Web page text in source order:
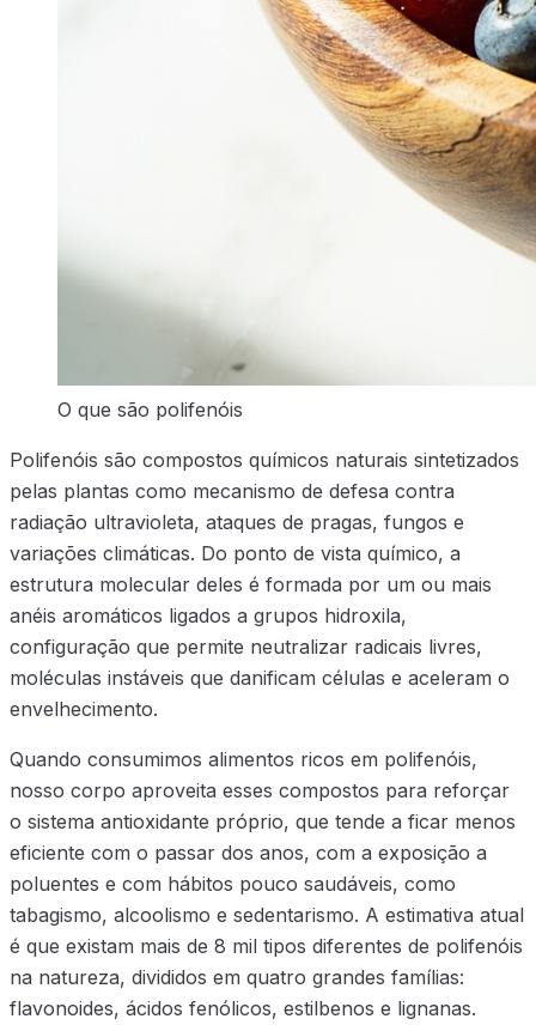
O que são polifenóis
Polifenóis são compostos químicos naturais sintetizados
pelas plantas como mecanismo de defesa contra
radiação ultravioleta, ataques de pragas, fungos e
variações climáticas. Do ponto de vista químico, a
estrutura molecular deles é formada por um ou mais
anéis aromáticos ligados a grupos hidroxila,
configuração que permite neutralizar radicais livres,
moléculas instáveis que danificam células e aceleram o
envelhecimento.
Quando consumimos alimentos ricos em polifenóis,
nosso corpo aproveita esses compostos para reforçar
o sistema antioxidante próprio, que tende a ficar menos
eficiente com o passar dos anos, com a exposição a
poluentes e com hábitos pouco saudáveis, como
tabagismo, alcoolismo e sedentarismo. A estimativa atual
é que existam mais de 8 mil tipos diferentes de polifenóis
na natureza, divididos em quatro grandes famílias:
flavonoides, ácidos fenólicos, estilbenos e lignanas.